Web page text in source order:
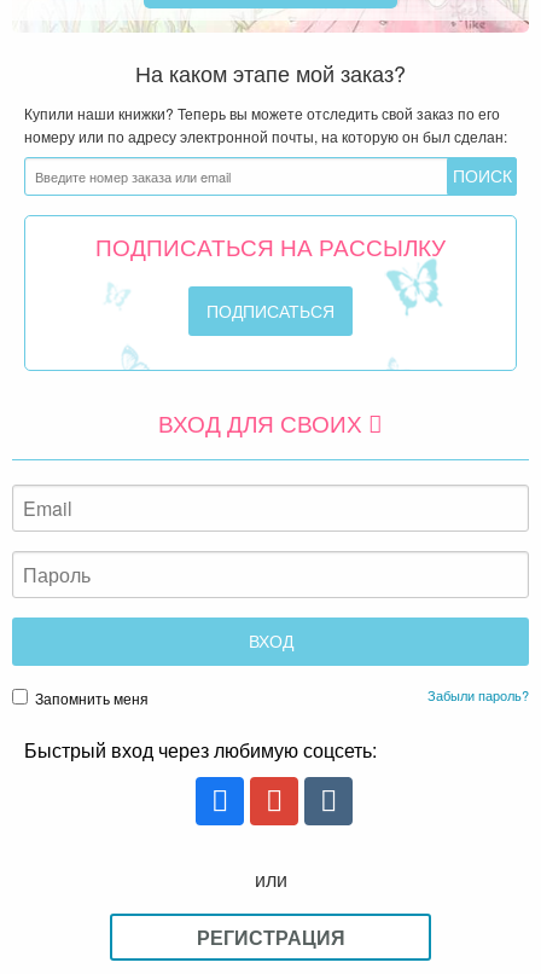
На каком этапе мой заказ?
Купили наши книжки? Теперь вы можете отследить свой заказ по его
номеру или по адресу электронной почты, на которую он был сделан:
ПОДПИСАТЬСЯ НА РАССЫЛКУ
ВХОД ДЛЯ СВОИХ
Запомнить меня Забыли пароль?
Быстрый вход через любимую соцсеть:
или
РЕГИСТРАЦИЯ